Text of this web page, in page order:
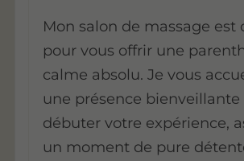
Mon salon de massage est
pour vous offrir une
calme absolu. Je vous
une présence
débuter votre expérience,
un moment de pure